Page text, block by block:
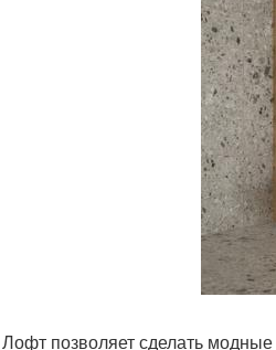
Лофт позволяет сделать